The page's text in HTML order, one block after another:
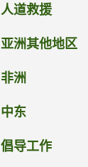
人道救援
亚洲其他地区
非洲
中东
倡导工作